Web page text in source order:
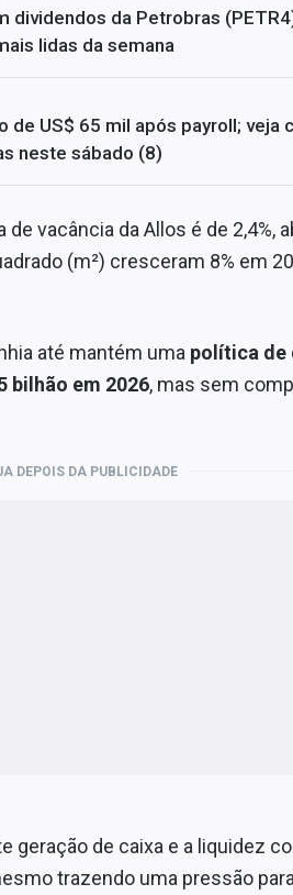
dividendos da Petrobras
lidas da semana
de US$ 65 mil após payroll; veja
neste sábado (8)
vacância da Allos é de 2,4%,
(m²) cresceram 8% em
até mantém uma política de
bilhão em 2026, mas sem
DEPOIS DA PUBLICIDADE
geração de caixa e a liquidez
trazendo uma pressão